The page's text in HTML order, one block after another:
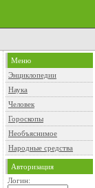
Меню
Энциклопедии
Наука
Человек
Гороскопы
Необъяснимое
Народные средства
Авторизация
Логин: